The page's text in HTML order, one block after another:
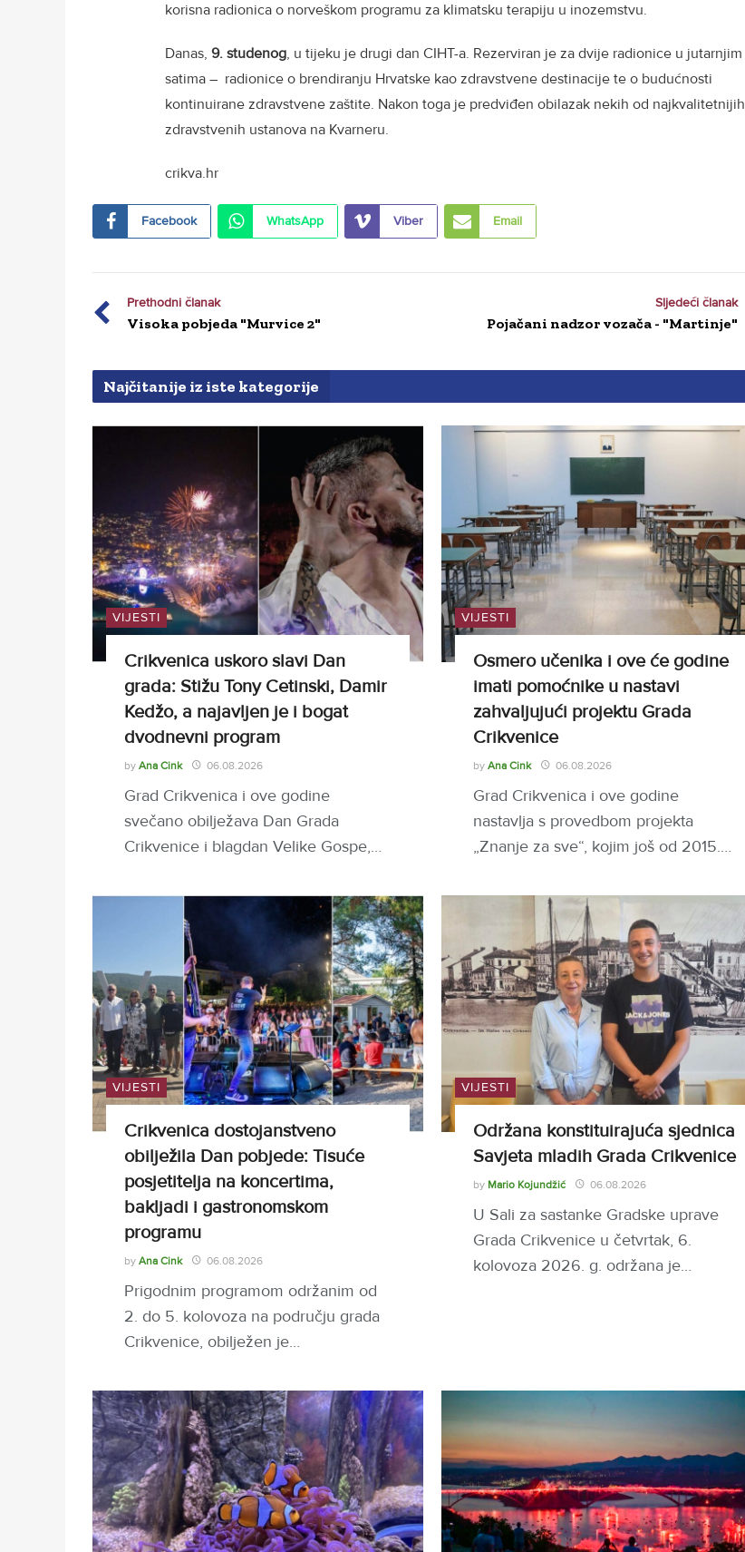
korisna radionica o norveškom programu za klimatsku terapiju u inozemstvu.
Danas, 9. studenog, u tijeku je drugi dan CIHT-a. Rezerviran je za dvije radionice u jutarnjim
satima – radionice o brendiranju Hrvatske kao zdravstvene destinacije te o budućnosti
kontinuirane zdravstvene zaštite. Nakon toga je predviđen obilazak nekih od najkvalitetnijih
zdravstvenih ustanova na Kvarneru.
crikva.hr
Facebook WhatsApp Viber Email
Prethodni članak
Visoka pobjeda "Murvice 2"
Sljedeći članak
Pojačani nadzor vozača - "Martinje"
Najčitanije iz iste kategorije
VIJESTI
Crikvenica uskoro slavi Dan
grada: Stižu Tony Cetinski, Damir
Kedžo, a najavljen je i bogat
dvodnevni program
by Ana Cink 06.08.2026
Grad Crikvenica i ove godine
svečano obilježava Dan Grada
Crikvenice i blagdan Velike Gospe,…
VIJESTI
Osmero učenika i ove će godine
imati pomoćnike u nastavi
zahvaljujući projektu Grada
Crikvenice
by Ana Cink 06.08.2026
Grad Crikvenica i ove godine
nastavlja s provedbom projekta
„Znanje za sve“, kojim još od 2015.…
VIJESTI
Crikvenica dostojanstveno
obilježila Dan pobjede: Tisuće
posjetitelja na koncertima,
bakljadi i gastronomskom
programu
by Ana Cink 06.08.2026
Prigodnim programom održanim od
2. do 5. kolovoza na području grada
Crikvenice, obilježen je…
VIJESTI
Održana konstituirajuća sjednica
Savjeta mladih Grada Crikvenice
by Mario Kojundžić 06.08.2026
U Sali za sastanke Gradske uprave
Grada Crikvenice u četvrtak, 6.
kolovoza 2026. g. održana je…